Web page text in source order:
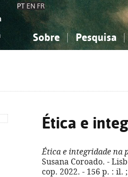
PT EN FR
Sobre Pesquisa
Ética e
Ética e integridade na
Susana Coroado. -
cop. 2022. - 156 p. : il.